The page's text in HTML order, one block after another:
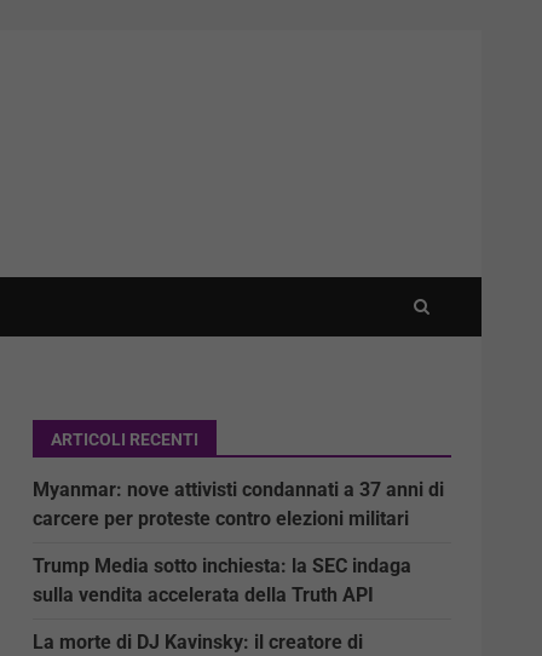
ARTICOLI RECENTI
Myanmar: nove attivisti condannati a 37 anni di
carcere per proteste contro elezioni militari
Trump Media sotto inchiesta: la SEC indaga
sulla vendita accelerata della Truth API
La morte di DJ Kavinsky: il creatore di